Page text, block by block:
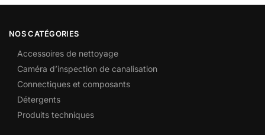
NOS CATÉGORIES
Accessoires de nettoyage
Caméra d’inspection de canalisation
Connectiques et composants
Détergents
Produits techniques